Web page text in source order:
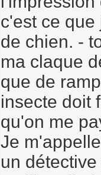
c'est ce
de chien. -
ma claque
que de
insecte doit
qu'on me
Je
un